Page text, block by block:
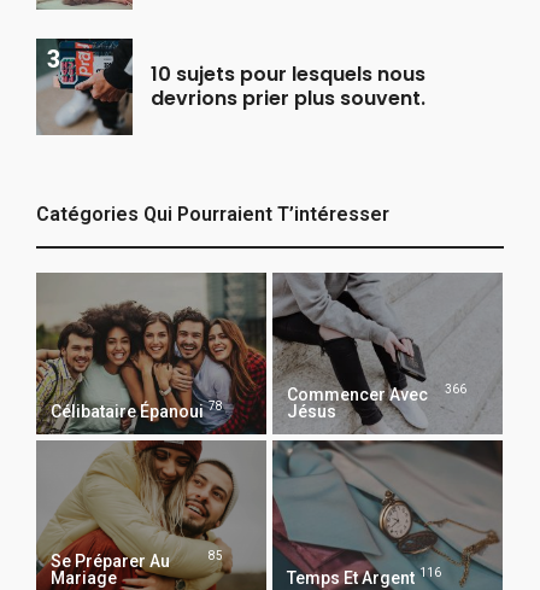
10 sujets pour lesquels nous
devrions prier plus souvent.
Catégories Qui Pourraient T’intéresser
Célibataire Épanoui 78
Commencer Avec
Jésus
366
Se Préparer Au
Mariage
85
Temps Et Argent 116